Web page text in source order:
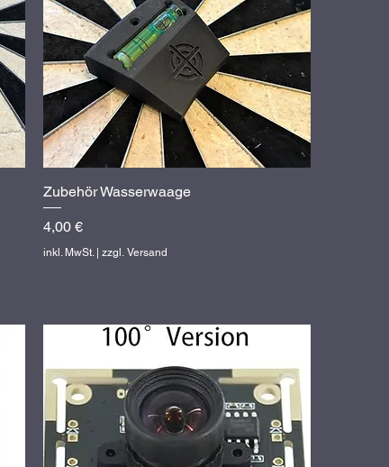
Schnellansicht
Zubehör Wasserwaage
Preis
4,00 €
inkl. MwSt. |zzgl. Versand